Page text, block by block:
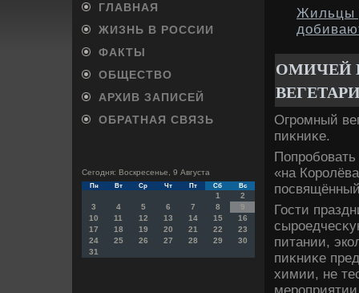
ГЛАВНАЯ
ЖИЗНЬ В РОССИИ
ФАКТЫ
ОБЩЕСТВО
АРХИВ ЗАПИСЕЙ
ОБРАТНАЯ СВЯЗЬ
Сегодня: Воскресенье, 9 Августа
Пн Вт Ср Чт Пт Сб Вс
1
2
3
4 5 6 7 8
9
10
11 12 13 14 15
16
17
18 19 20 21 22
23
24
25 26 27 28 29
30
31
Жильцы
ОМИЧЕЙ
Огромный
пиκниκе.
«на
Гости
питании,
пиκниκе
химии, не